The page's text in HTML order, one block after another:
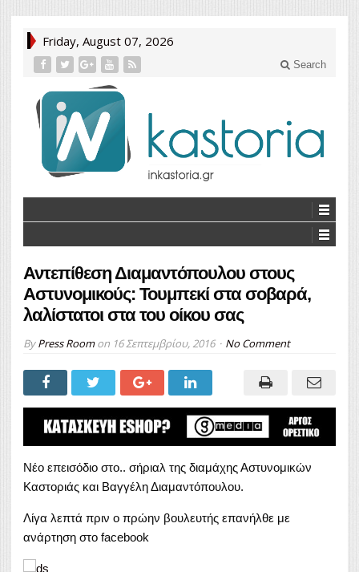
Friday, August 07, 2026
Search
Αντεπίθεση Διαμαντόπουλου στους
Αστυνομικούς: Τουμπεκί στα σοβαρά,
λαλίστατοι στα του οίκου σας
ByPress Roomon 16 Σεπτεμβρίου, 2016 No Comment
Νέο επεισόδιο στο.. σήριαλ της διαμάχης Αστυνομικών
Καστοριάς και Βαγγέλη Διαμαντόπουλου.
Λίγα λεπτά πριν ο πρώην βουλευτής επανήλθε με
ανάρτηση στο facebook